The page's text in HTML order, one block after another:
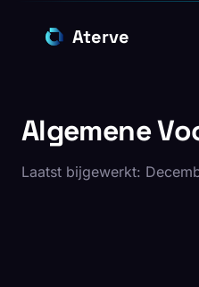
Aterve
Diensten
Projecten
Algemene
Laatst bijgewerkt: